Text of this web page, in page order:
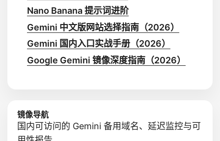
Nano Banana 提示词进阶
Gemini 中文版网站选择指南（2026）
Gemini 国内入口实战手册（2026）
Google Gemini 镜像深度指南（2026）
镜像导航
国内可访问的 Gemini 备用域名、延迟监控与可